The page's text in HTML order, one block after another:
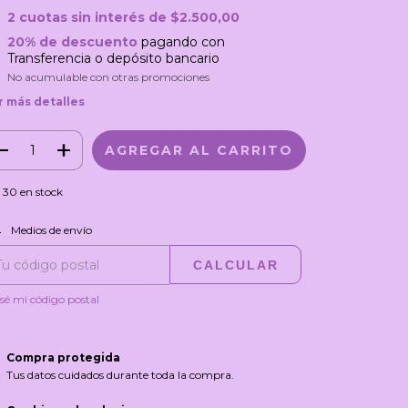
2 cuotas sin interés de $2.500,00
20% de descuento pagando con
Transferencia o depósito bancario
No acumulable con otras promociones
más detalles
30 en stock
para el CP:
Medios de envío
CALCULAR
mi código postal
Compra protegida
Tus datos cuidados durante toda la compra.